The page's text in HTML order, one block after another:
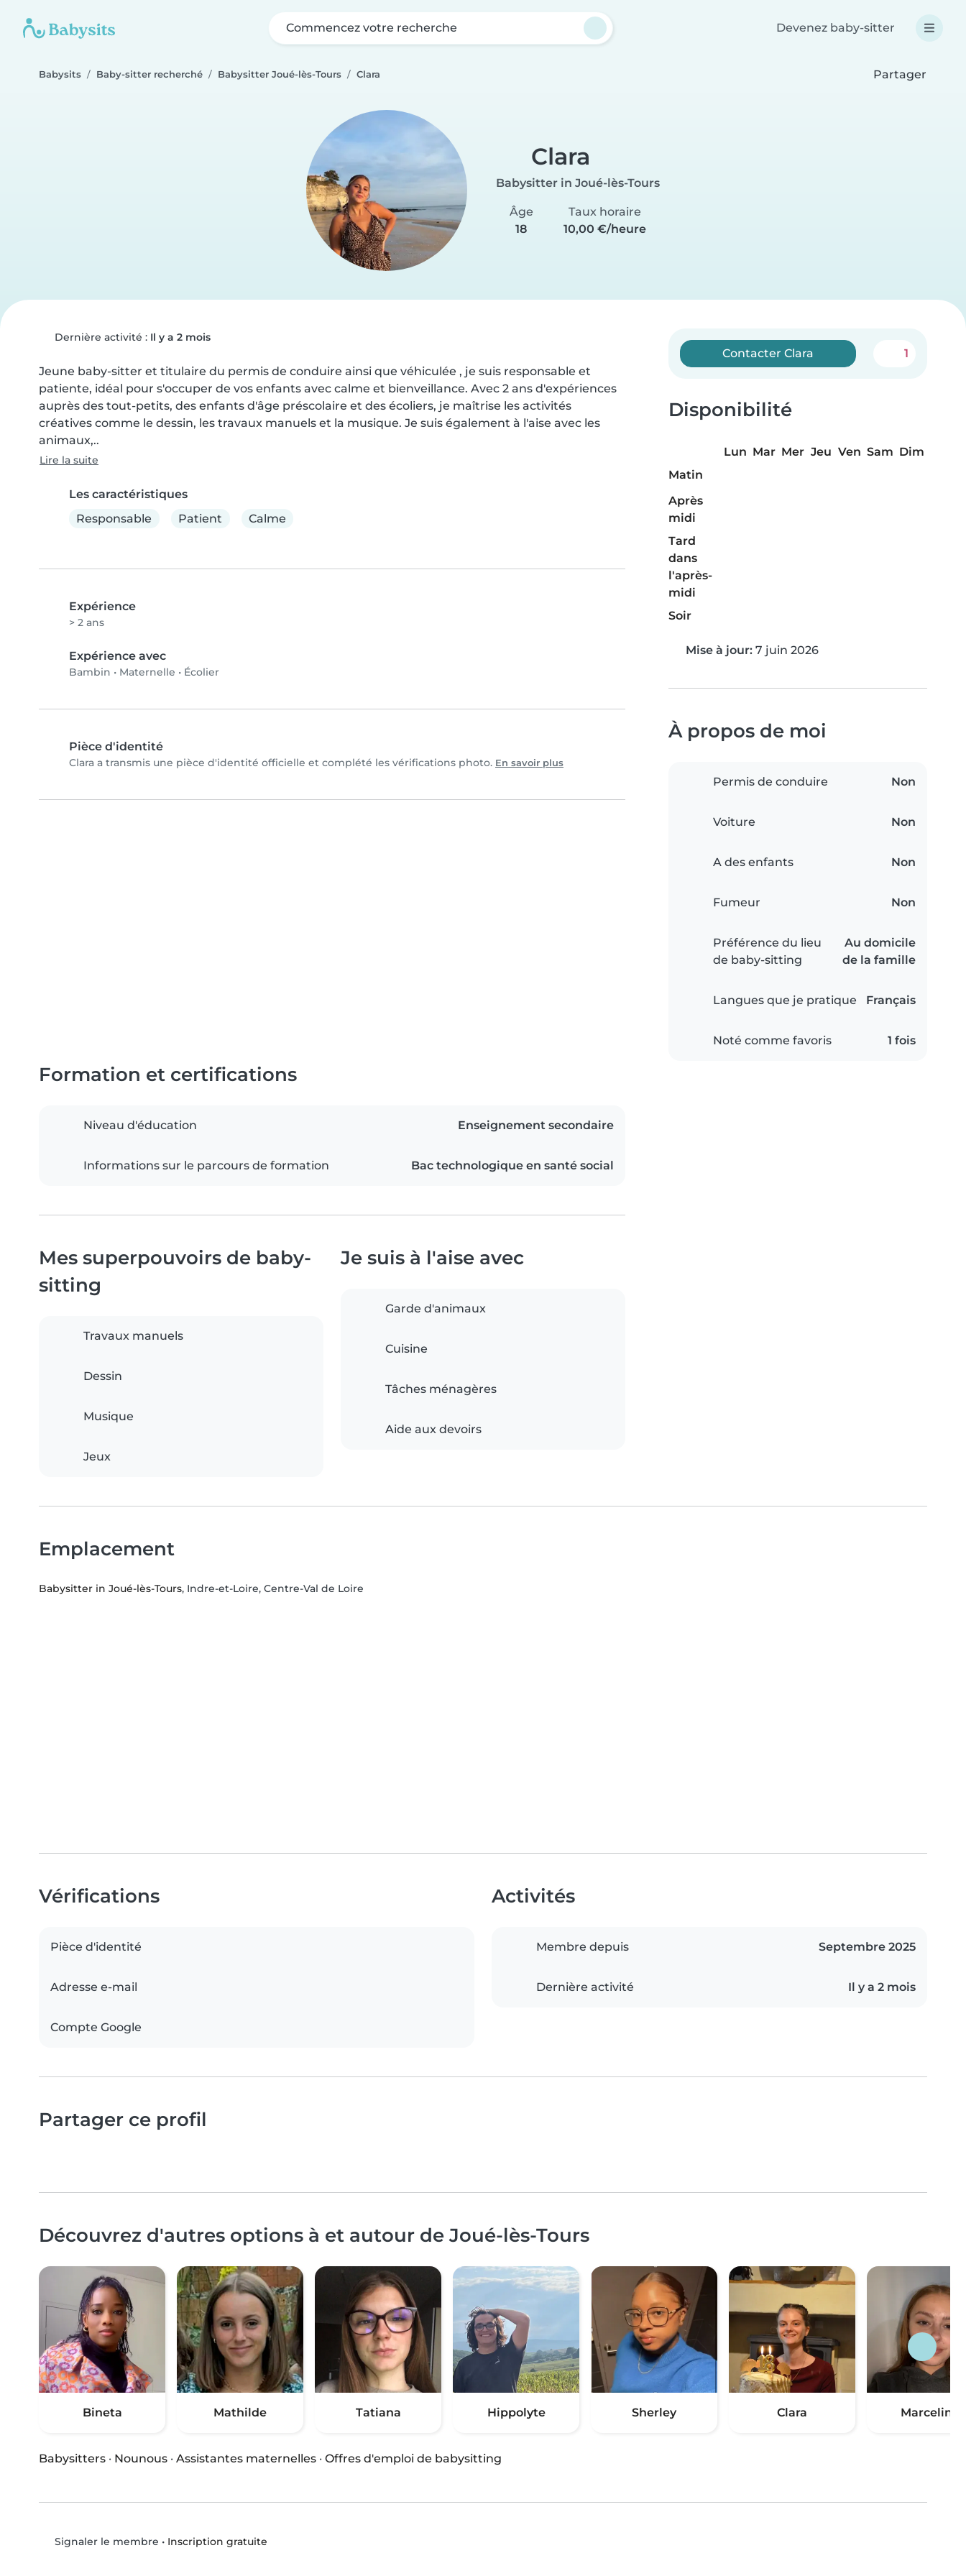
Commencez votre recherche Devenez baby-sitter
Babysits Baby-sitter recherché Babysitter Joué-lès-Tours Clara Partager
Clara
Babysitter in Joué-lès-Tours
Âge
18
Taux horaire
10,00 €/heure
Dernière activité : Il y a 2 mois
Jeune baby-sitter et titulaire du permis de conduire ainsi que véhiculée , je suis responsable et
patiente, idéal pour s'occuper de vos enfants avec calme et bienveillance. Avec 2 ans d'expériences
auprès des tout-petits, des enfants d'âge préscolaire et des écoliers, je maîtrise les activités
créatives comme le dessin, les travaux manuels et la musique. Je suis également à l'aise avec les
animaux,..
Lire la suite
Les caractéristiques
Responsable
Patient Calme
Expérience
> 2 ans
Expérience avec
Bambin • Maternelle • Écolier
Pièce d'identité
Clara a transmis une pièce d'identité officielle et complété les vérifications photo. En savoir plus
Contacter Clara 1
Disponibilité
Lun Mar Mer Jeu Ven Sam Dim
Matin
Après
midi
Tard
dans
l'après-
midi
Soir
Mise à jour: 7 juin 2026
À propos de moi
Permis de conduire Non
Voiture Non
A des enfants Non
Fumeur Non
Préférence du lieu
de baby-sitting
Au domicile
de la famille
Langues que je pratique Français
Noté comme favoris 1 fois
Formation et certifications
Niveau d'éducation Enseignement secondaire
Informations sur le parcours de formation Bac technologique en santé social
Mes superpouvoirs de baby-
sitting
Travaux manuels
Dessin
Musique
Jeux
Je suis à l'aise avec
Garde d'animaux
Cuisine
Tâches ménagères
Aide aux devoirs
Emplacement
Babysitter in Joué-lès-Tours, Indre-et-Loire, Centre-Val de Loire
Vérifications
Pièce d'identité
Adresse e-mail
Compte Google
Activités
Membre depuis Septembre 2025
Dernière activité Il y a 2 mois
Partager ce profil
Découvrez d'autres options à et autour de Joué-lès-Tours
Bineta Mathilde Tatiana Hippolyte Sherley Clara Marceline
Babysitters · Nounous · Assistantes maternelles · Offres d'emploi de babysitting
Signaler le membre • Inscription gratuite